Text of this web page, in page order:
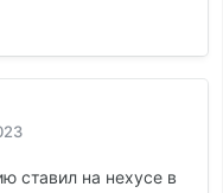
ставил на нехусе в